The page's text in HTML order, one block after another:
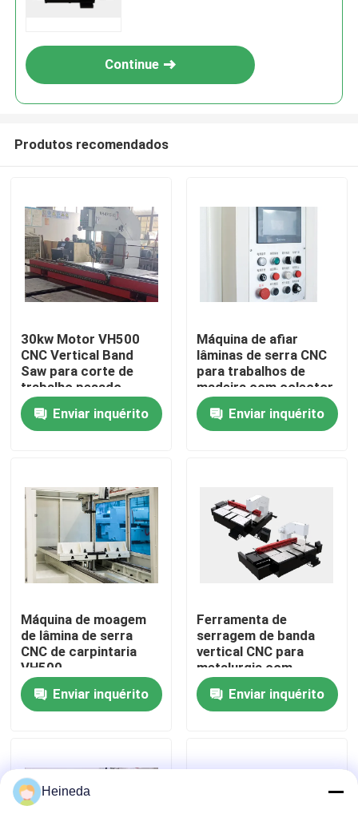
Casa
Produtos
Excursão da fábrica
Controle da qualidade
Notícia
Peça umas citações
Serras de faixa do CNC
Continue
Produtos recomendados
30kw Motor VH500
CNC Vertical Band
Saw para corte de
trabalho pesado
Enviar inquérito
Máquina de afiar
lâminas de serra CNC
para trabalhos de
madeira com colector
de núcleo de filtro
pulsado de 15 HP
Enviar inquérito
Máquina de moagem
de lâmina de serra
CNC de carpintaria
VH500
Enviar inquérito
Ferramenta de
serragem de banda
vertical CNC para
metalurgia com
cinturão de serragem
Velocidade
200/2000m/min
Enviar inquérito
Heineda